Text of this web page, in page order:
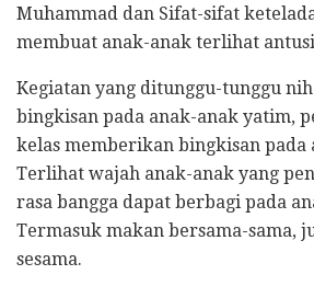
Muhammad dan Sifat-sifat
membuat anak-anak terlihat
Kegiatan yang ditunggu-tunggu
bingkisan pada anak-anak yatim,
kelas memberikan bingkisan pada
Terlihat wajah anak-anak yang
rasa bangga dapat berbagi pada
Termasuk makan bersama-sama,
sesama.